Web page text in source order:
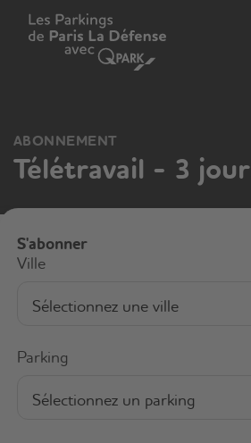
ABONNEMENT
Télétravail - 3
S'abonner
Ville
Sélectionnez une ville
Parking
Sélectionnez un parking